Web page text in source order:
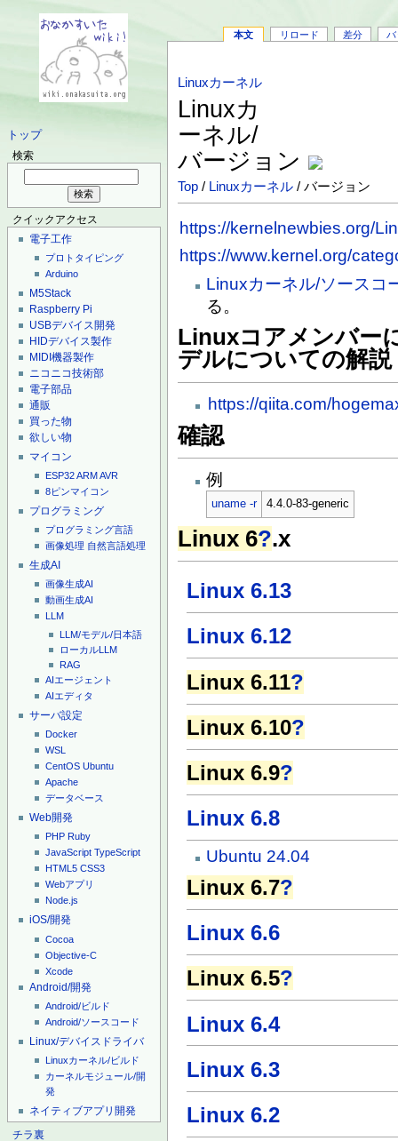
トップ
検索
クイックアクセス
電子工作
プロトタイピング
Arduino
M5Stack
Raspberry Pi
USBデバイス開発
HIDデバイス製作
MIDI機器製作
ニコニコ技術部
電子部品
通販
買った物
欲しい物
マイコン
ESP32ARMAVR
8ピンマイコン
プログラミング
プログラミング言語
画像処理 自然言語処理
生成AI
画像生成AI
動画生成AI
LLM
LLM/モデル/日本語
ローカルLLM
RAG
AIエージェント
AIエディタ
サーバ設定
Docker
WSL
CentOS Ubuntu
Apache
データベース
Web開発
PHP Ruby
JavaScript TypeScript
HTML5 CSS3
Webアプリ
Node.js
iOS/開発
Cocoa
Objective-C
Xcode
Android/開発
Android/ビルド
Android/ソースコード
Linux/デバイスドライバ
Linuxカーネル/ビルド
カーネルモジュール/開
発
ネイティブアプリ開発
チラ裏
本文 リロード 差分 バ
Linuxカーネル
Linuxカ
ーネル/
バージョン
Top / Linuxカーネル / バージョン
https://kernelnewbies.org/
https://www.kernel.org/
Linuxカーネル/ソースコ
る。
Linuxコアメンバー
デルについての解説
https://qiita.com/
確認
例
uname -r 4.4.0-83-generic
Linux 6?.x
Linux 6.13
Linux 6.12
Linux 6.11?
Linux 6.10?
Linux 6.9?
Linux 6.8
Ubuntu 24.04
Linux 6.7?
Linux 6.6
Linux 6.5?
Linux 6.4
Linux 6.3
Linux 6.2